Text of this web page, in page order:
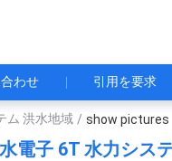
わせ 引用を要求
ム 洪水地域 / show pictures
電子 6T 水力シス